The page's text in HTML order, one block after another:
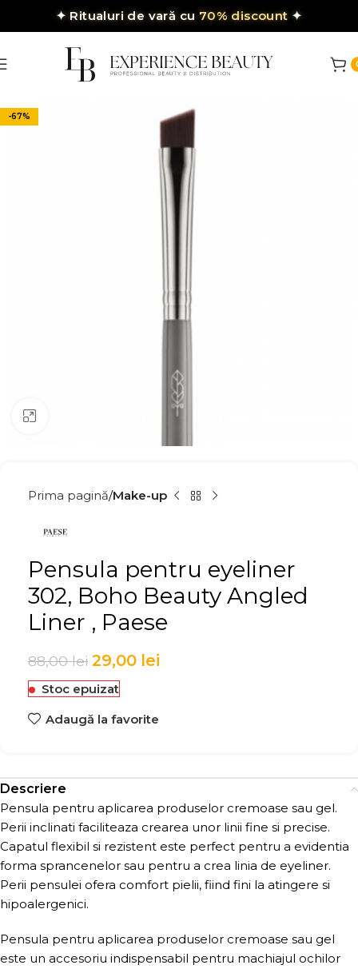
✦Ritualuri de vară cu 70% discount ✦
-67%
Prima pagină Make-up
Pensula pentru eyeliner
302, Boho Beauty Angled
Liner , Paese
88,00lei 29,00 lei
Stoc epuizat
Adaugă la favorite
Descriere
Pensula pentru aplicarea produselor cremoase sau gel.
Perii inclinati faciliteaza crearea unor linii fine si precise.
Capatul flexibil si rezistent este perfect pentru a evidentia
forma sprancenelor sau pentru a crea linia de eyeliner.
Perii pensulei ofera comfort pielii, fiind fini la atingere si
hipoalergenici.
Pensula pentru aplicarea produselor cremoase sau gel
este un accesoriu indispensabil pentru machiajul ochilor